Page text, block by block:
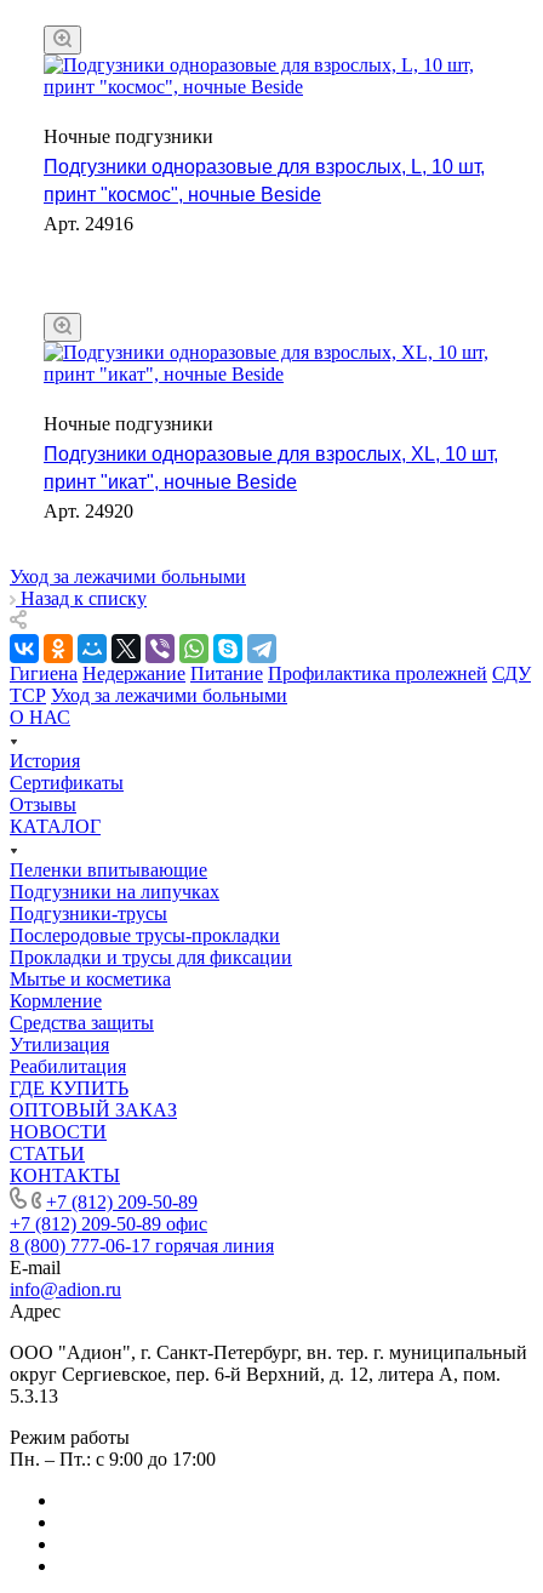
Ночные подгузники
Подгузники одноразовые для взрослых, L, 10 шт,
принт "космос", ночные Beside
Арт. 24916
Ночные подгузники
Подгузники одноразовые для взрослых, XL, 10 шт,
принт "икат", ночные Beside
Арт. 24920
Уход за лежачими больными
Назад к списку
Гигиена Недержание Питание Профилактика пролежней СДУ
ТСР Уход за лежачими больными
О НАС
История
Сертификаты
Отзывы
КАТАЛОГ
Пеленки впитывающие
Подгузники на липучках
Подгузники-трусы
Послеродовые трусы-прокладки
Прокладки и трусы для фиксации
Мытье и косметика
Кормление
Средства защиты
Утилизация
Реабилитация
ГДЕ КУПИТЬ
ОПТОВЫЙ ЗАКАЗ
НОВОСТИ
СТАТЬИ
КОНТАКТЫ
+7 (812) 209-50-89
+7 (812) 209-50-89 офис
8 (800) 777-06-17 горячая линия
E-mail
info@adion.ru
Адрес
ООО "Адион", г. Санкт-Петербург, вн. тер. г. муниципальный
округ Сергиевское, пер. 6-й Верхний, д. 12, литера А, пом.
5.3.13
Режим работы
Пн. – Пт.: с 9:00 до 17:00